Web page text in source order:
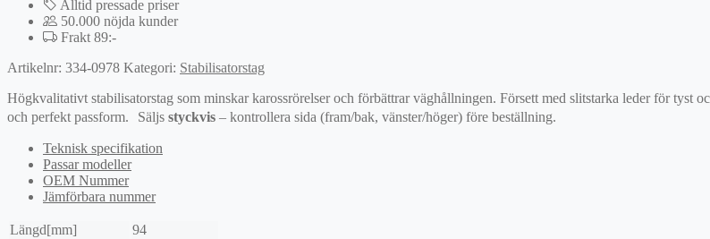
Alltid pressade priser
50.000 nöjda kunder
Frakt 89:-
Artikelnr: 334-0978 Kategori: Stabilisatorstag
Högkvalitativt stabilisatorstag som minskar karossrörelser och förbättrar väghållningen. Försett med slitstarka leder för
och perfekt passform. Säljs styckvis – kontrollera sida (fram/bak, vänster/höger) före beställning.
Teknisk specifikation
Passar modeller
OEM Nummer
Jämförbara nummer
Längd[mm]
94